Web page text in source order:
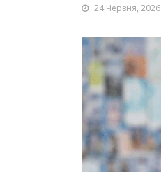
24 Червня, 2026